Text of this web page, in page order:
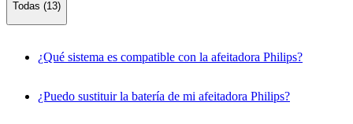
Todas (13)
¿Qué sistema es compatible con la afeitadora Philips?
¿Puedo sustituir la batería de mi afeitadora Philips?